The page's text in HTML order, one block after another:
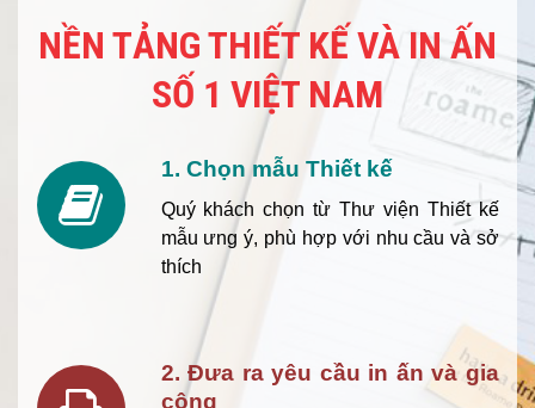
NỀN TẢNG THIẾT KẾ VÀ IN ẤN
SỐ 1 VIỆT NAM
1. Chọn mẫu Thiết kế
Quý khách chọn từ Thư viện Thiết kế
mẫu ưng ý, phù hợp với nhu cầu và sở
thích
2. Đưa ra yêu cầu in ấn và gia
công